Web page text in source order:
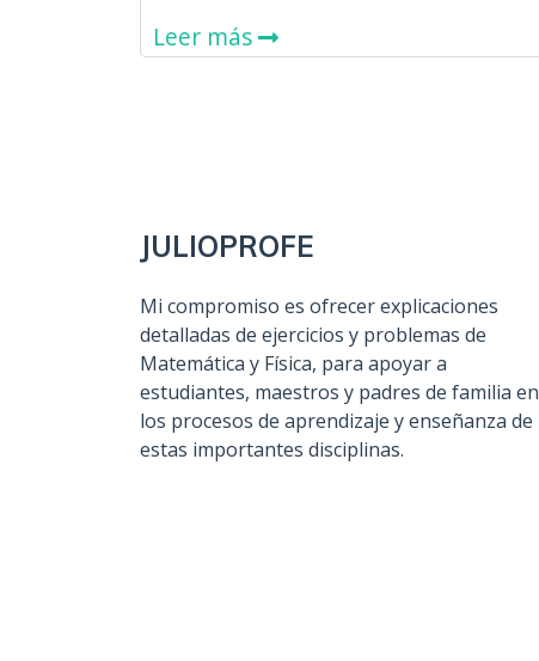
Leer más
JULIOPROFE
Mi compromiso es ofrecer explicaciones
detalladas de ejercicios y problemas de
Matemática y Física, para apoyar a
estudiantes, maestros y padres de familia en
los procesos de aprendizaje y enseñanza de
estas importantes disciplinas.